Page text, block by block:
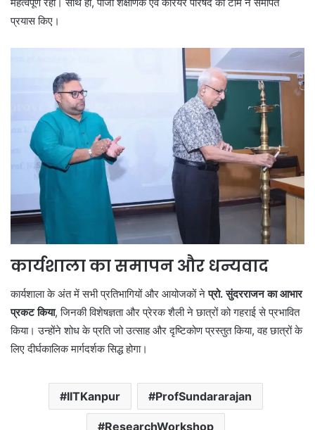
प्रयास किए।
कार्यशाला का समापन और धन्यवाद
कार्यशाला के अंत में सभी प्रतिभागियों और आयोजकों नेप्रो. सुंदरराजन का आभार
प्रकट किया, जिनकी विशेषज्ञता और प्रेरक शैली ने छात्रों को गहराई से प्रभावित
किया। उन्होंने शोध के प्रति जो उत्साह और दृष्टिकोण प्रस्तुत किया, वह छात्रों के
लिए दीर्घकालिक मार्गदर्शक सिद्ध होगा।
IITKanpur ProfSundararajan
ResearchWorkshop